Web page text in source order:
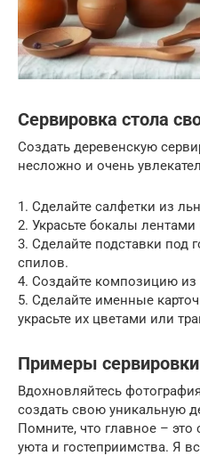
Сервировка стола
Создать деревенскую
несложно и очень
1. Сделайте салфетки из
2. Украсьте бокалы
3. Сделайте подставки под
спилов.
4. Создайте композицию из
5. Сделайте именные
украсьте их цветами или
Примеры сервировки
Вдохновляйтесь
создать свою уникальную
Помните, что главное – это
уюта и гостеприимства. Я